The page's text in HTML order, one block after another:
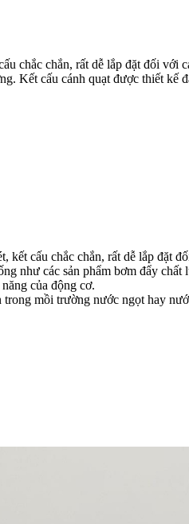
chắc chắn, rất dễ lắp đặt đối
Kết cấu cánh quạt được thiết
kết cấu chắc chắn, rất dễ lắp đặt
như các sản phẩm bơm đẩy
của động cơ.
mồi trường nước ngọt hay